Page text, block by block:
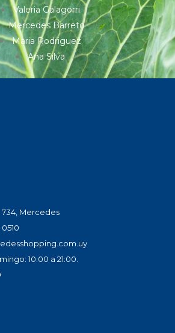
Valeria Galagorri
Mercedes Barreto
Maria Rodriguez
Ana Silva
Mercedes
10:00 a 21:00.